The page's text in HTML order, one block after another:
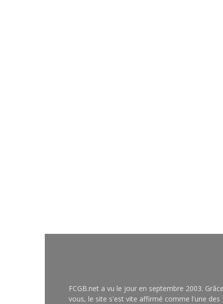
FCGB.net a vu le jour en septembre 2003.
vous, le site s'est vite affirmé comme l'une des